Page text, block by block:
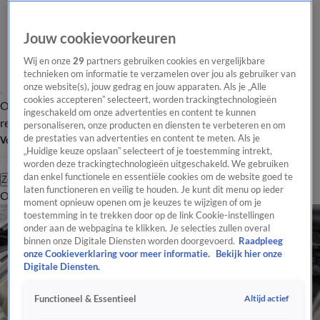
Overzicht Laatste nieuws Regionieuws Het beste van Hart
Tip de
redactie
Volg Hart van Nederland
Zoeken
OverzichtRegioUitzendingenWeerTip de redactiePanelVideo's
Jouw cookievoorkeuren
Wij en onze29 partners gebruiken cookies en vergelijkbare
technieken om informatie te verzamelen over jou als gebruiker van
onze website(s), jouw gedrag en jouw apparaten. Als je „Alle
cookies accepteren” selecteert, worden trackingtechnologieën
ingeschakeld om onze advertenties en content te kunnen
personaliseren, onze producten en diensten te verbeteren en om
de prestaties van advertenties en content te meten. Als je
„Huidige keuze opslaan” selecteert of je toestemming intrekt,
worden deze trackingtechnologieën uitgeschakeld. We gebruiken
dan enkel functionele en essentiële cookies om de website goed te
laten functioneren en veilig te houden. Je kunt dit menu op ieder
moment opnieuw openen om je keuzes te wijzigen of om je
toestemming in te trekken door op de link Cookie-instellingen
onder aan de webpagina te klikken. Je selecties zullen overal
binnen onze Digitale Diensten worden doorgevoerd. Raadpleeg
onze Cookieverklaring voor meer informatie.
Bekijk hier onze
Digitale Diensten.
Functioneel & Essentieel Altijd actief